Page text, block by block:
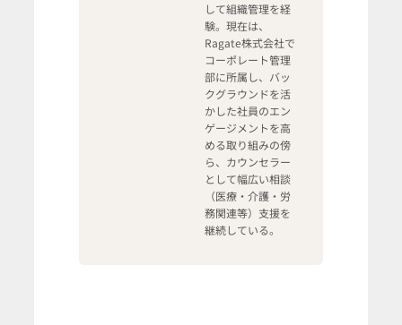
して組織管理を経
験。現在は、
Ragate株式会社で
コーポレート管理
部に所属し、バッ
クグラウンドを活
かした社員のエン
ゲージメントを高
める取り組みの傍
ら、カウンセラー
として幅広い相談
（医療・介護・労
務関連等）支援を
継続している。